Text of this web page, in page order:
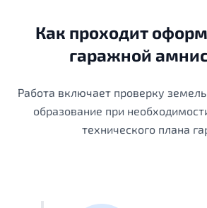
Как проходит
гаражной
Работа включает проверку
образование при
технического плана